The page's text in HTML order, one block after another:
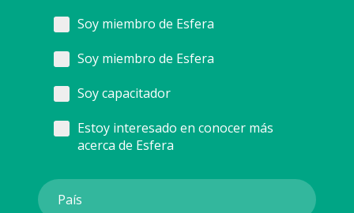
Soy miembro de Esfera
Soy miembro de Esfera
Soy capacitador
Estoy interesado en conocer más
acerca de Esfera